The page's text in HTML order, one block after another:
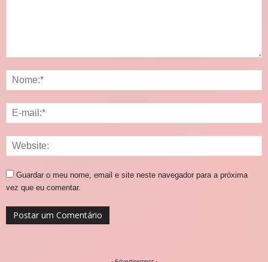
Guardar o meu nome, email e site neste navegador para a próxima
vez que eu comentar.